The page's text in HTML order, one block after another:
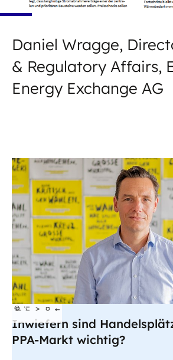
Daniel Wragge,
& Regulatory Affairs,
Energy Exchange AG
©
p r
iva t
Inwiefern sind
PPA-Markt wichtig?